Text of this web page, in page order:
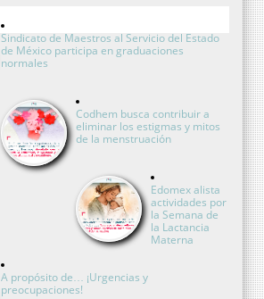
Sindicato de Maestros al Servicio del Estado
de México participa en graduaciones
normales
Codhem busca contribuir a
eliminar los estigmas y mitos
de la menstruación
Edomex alista
actividades por
la Semana de
la Lactancia
Materna
A propósito de… ¡Urgencias y
preocupaciones!